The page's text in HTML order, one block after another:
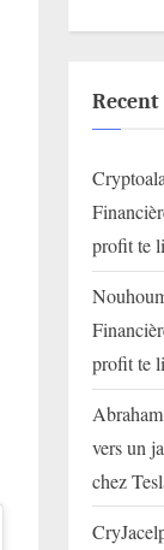
profit te
profit te
vers un
chez